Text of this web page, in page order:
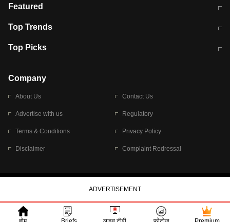
मुंबई में लगे 'जेन जी' के पोस्टर, लिखा- 'मैं
Featured
10 अगस्त को विधानसभा का घेराव करेंगे
Top Trends
RBI का नया नियम: अब बैंकों को अपनी सभी
Top Picks
बारिश की चेतावनी
Company
About Us Contact Us
Advertise with us Regulatory
Terms & Conditions Privacy Policy
Disclaimer Complaint Redressal